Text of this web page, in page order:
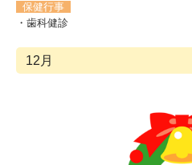
保健行事
・歯科健診
12月